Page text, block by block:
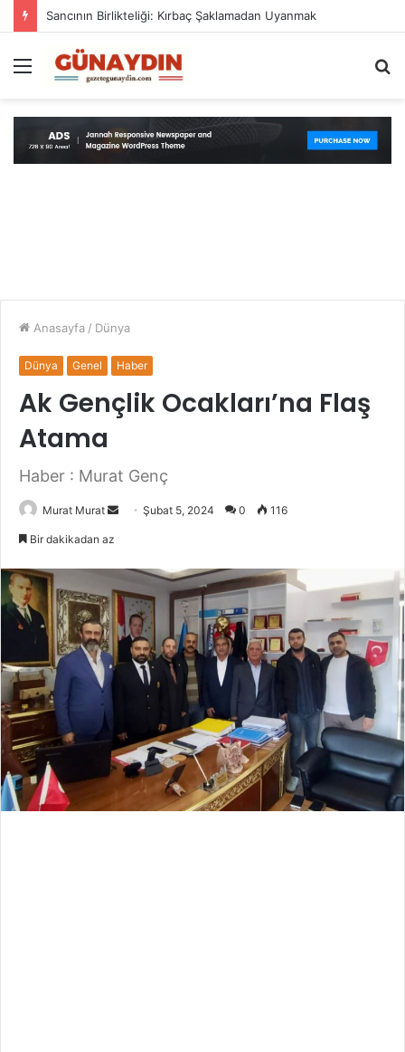
Sancının Birlikteliği: Kırbaç Şaklamadan Uyanmak
Menü
Anasayfa / Dünya
Dünya Genel Haber
Ak Gençlik Ocakları’na Flaş
Atama
Haber : Murat Genç
Murat Murat
-
o
s
ö
n
e
Şubat 5, 2024 0 116
Bir dakikadan az